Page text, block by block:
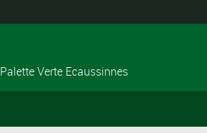
Palette Verte Ecaussinnes